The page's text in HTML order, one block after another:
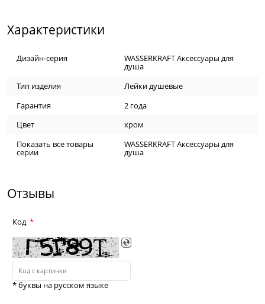
Характеристики
Дизайн-серия WASSERKRAFT Аксессуары для
душа
Тип изделия
Лейки душевые
Гарантия
2 года
Цвет
хром
Показать все товары
серии
WASSERKRAFT Аксессуары для
душа
Отзывы
Код
* буквы на русском языке